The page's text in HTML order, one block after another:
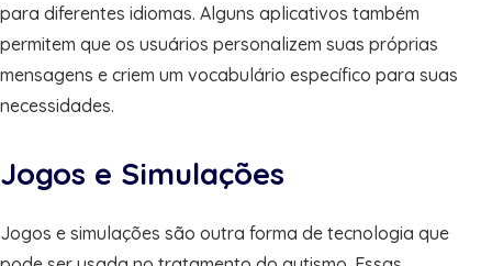
para diferentes idiomas. Alguns aplicativos também
permitem que os usuários personalizem suas próprias
mensagens e criem um vocabulário específico para suas
necessidades.
Jogos e Simulações
Jogos e simulações são outra forma de tecnologia que